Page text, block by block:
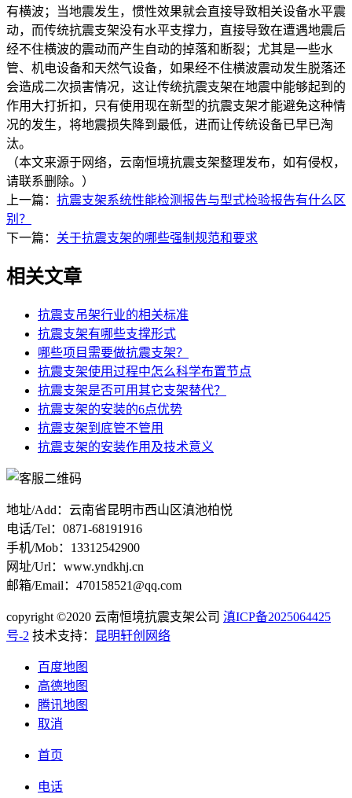
有横波；当地震发生，惯性效果就会直接导致相关设备水平震
动，而传统抗震支架没有水平支撑力，直接导致在遭遇地震后
经不住横波的震动而产生自动的掉落和断裂；尤其是一些水
管、机电设备和天然气设备，如果经不住横波震动发生脱落还
会造成二次损害情况，这让传统抗震支架在地震中能够起到的
作用大打折扣，只有使用现在新型的抗震支架才能避免这种情
况的发生，将地震损失降到最低，进而让传统设备已早已淘
汰。
（本文来源于网络，云南恒境抗震支架整理发布，如有侵权，
请联系删除。）
上一篇： 抗震支架系统性能检测报告与型式检验报告有什么区
别？
下一篇： 关于抗震支架的哪些强制规范和要求
相关文章
抗震支吊架行业的相关标准
抗震支架有哪些支撑形式
哪些项目需要做抗震支架？
抗震支架使用过程中怎么科学布置节点
抗震支架是否可用其它支架替代？
抗震支架的安装的6点优势
抗震支架到底管不管用
抗震支架的安装作用及技术意义
地址/Add：云南省昆明市西山区滇池柏悦
电话/Tel：0871-68191916
手机/Mob：13312542900
网址/Url：www.yndkhj.cn
邮箱/Email：470158521@qq.com
copyright ©2020 云南恒境抗震支架公司 滇ICP备2025064425
号-2 技术支持： 昆明轩创网络
百度地图
高德地图
腾讯地图
取消
首页
电话